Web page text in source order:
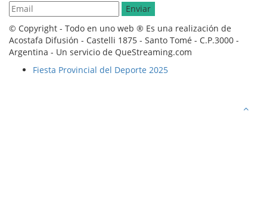
© Copyright - Todo en uno web ® Es una realización de
Acostafa Difusión - Castelli 1875 - Santo Tomé - C.P.3000 -
Argentina - Un servicio de QueStreaming.com
Fiesta Provincial del Deporte 2025